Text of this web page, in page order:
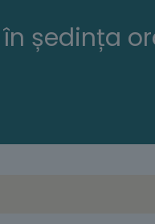
ședința